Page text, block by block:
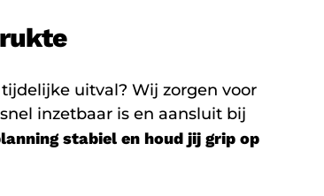
uitval? Wij zorgen voor
inzetbaar is en aansluit bij
stabiel en houd jij grip op